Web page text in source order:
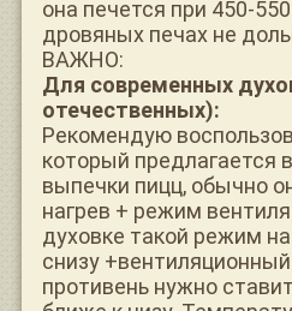
она печется при 450-
дровяных печах не
ВАЖНО:
Для современных
отечественных):
Рекомендую
который предлагается
выпечки пицц, обычно
нагрев + режим
духовке такой режим
снизу
противень нужно